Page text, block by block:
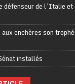
défenseur de l’Italie et
enchères son
installés